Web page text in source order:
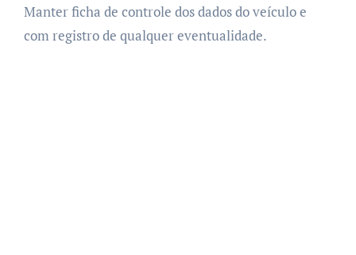
Manter ficha de controle dos dados do veículo e
com registro de qualquer eventualidade.